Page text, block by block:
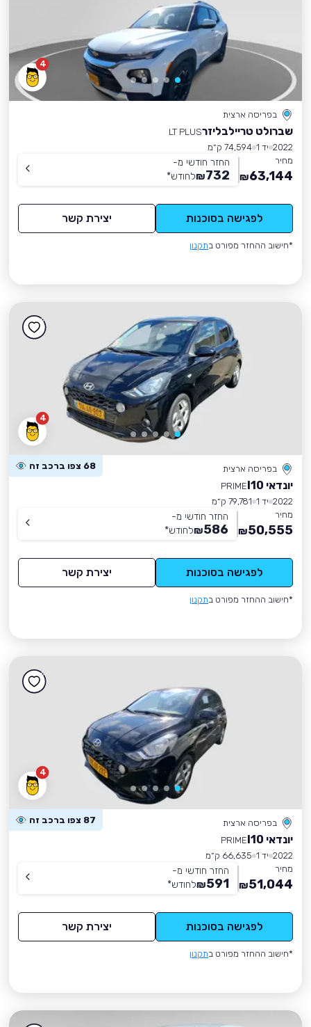
4
בפריסה ארצית
שברולט טריילבליזרLT PLUS
2022 יד 1
74,594 ק״מ
מחיר
63,144
₪
החזר חודשי מ-
732
₪לחודש*
לפגישה בסוכנות יצירת קשר
*חישוב ההחזר מפורט בתקנון
4
בפריסה ארצית 68 צפו ברכב זה
יונדאי I10
PRIME
2022 יד 1
79,781 ק״מ
מחיר
50,555
₪
החזר חודשי מ-
586
₪לחודש*
לפגישה בסוכנות יצירת קשר
*חישוב ההחזר מפורט בתקנון
4
בפריסה ארצית 87 צפו ברכב זה
יונדאי I10
PRIME
2022 יד 1
66,635 ק״מ
מחיר
51,044
₪
החזר חודשי מ-
591
₪לחודש*
לפגישה בסוכנות יצירת קשר
*חישוב ההחזר מפורט בתקנון